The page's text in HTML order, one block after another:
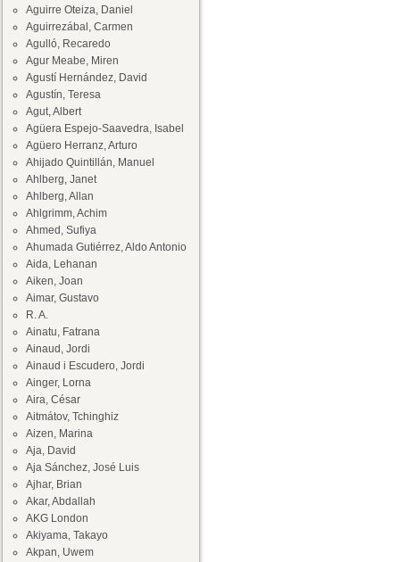
Aguirre Oteiza, Daniel
Aguirrezábal, Carmen
Agulló, Recaredo
Agur Meabe, Miren
Agustí Hernández, David
Agustín, Teresa
Agut, Albert
Agüera Espejo-Saavedra, Isabel
Agüero Herranz, Arturo
Ahijado Quintillán, Manuel
Ahlberg, Janet
Ahlberg, Allan
Ahlgrimm, Achim
Ahmed, Sufiya
Ahumada Gutiérrez, Aldo Antonio
Aida, Lehanan
Aiken, Joan
Aimar, Gustavo
R. A.
Ainatu, Fatrana
Ainaud, Jordi
Ainaud i Escudero, Jordi
Ainger, Lorna
Aira, César
Aitmátov, Tchinghiz
Aizen, Marina
Aja, David
Aja Sánchez, José Luis
Ajhar, Brian
Akar, Abdallah
AKG London
Akiyama, Takayo
Akpan, Uwem